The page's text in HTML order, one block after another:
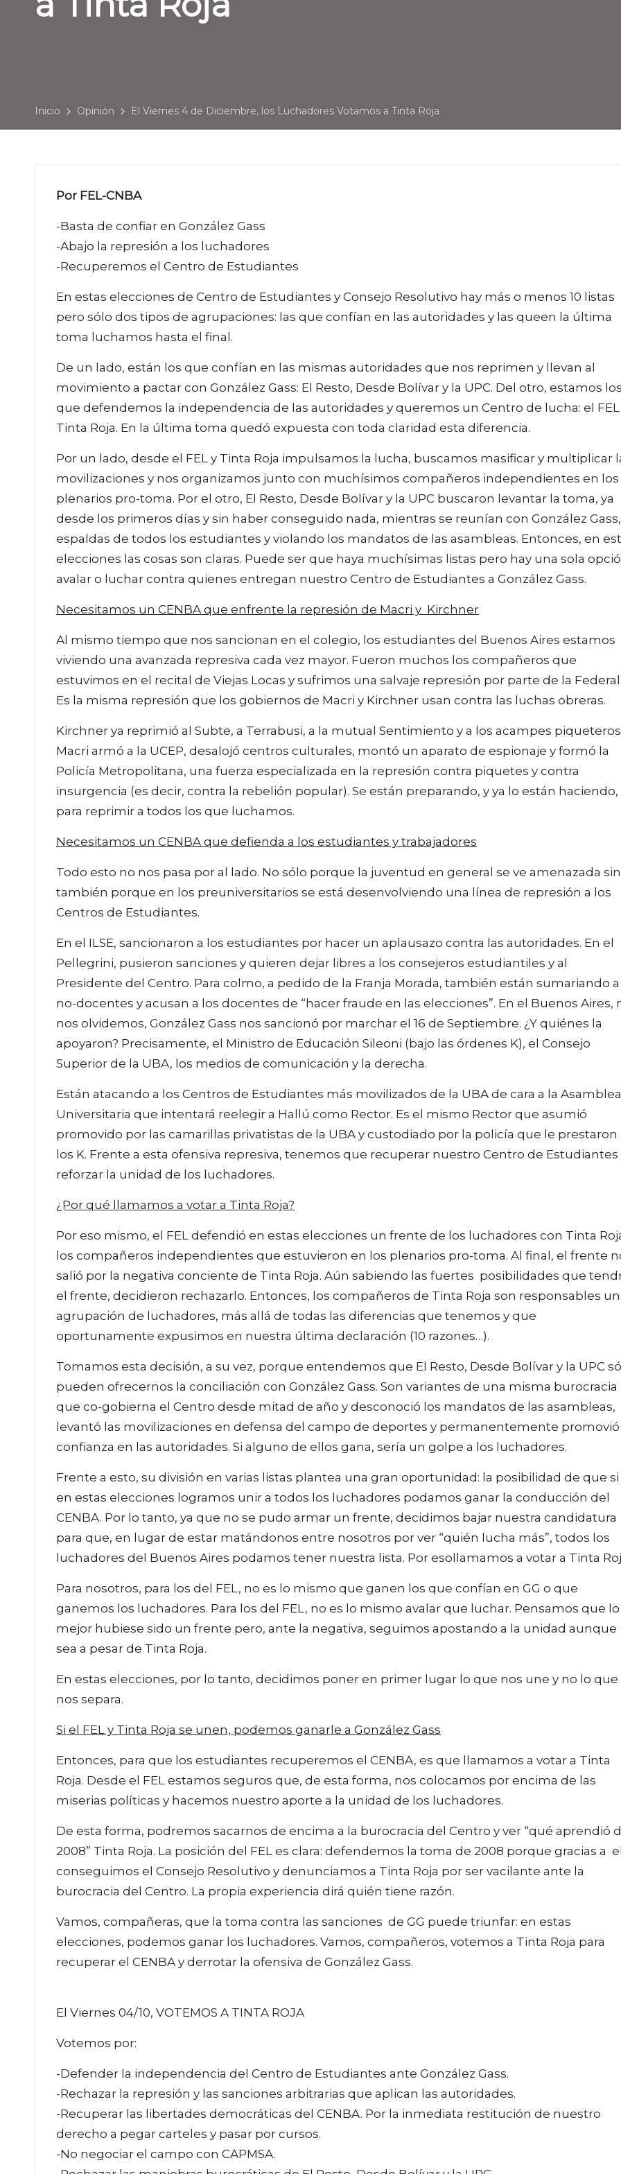
Inicio Opinión El Viernes 4 de Diciembre, los Luchadores Votamos a Tinta Roja
Por FEL-CNBA
-Basta de confiar en González Gass
-Abajo la represión a los luchadores
-Recuperemos el Centro de Estudiantes
En estas elecciones de Centro de Estudiantes y Consejo Resolutivo hay más o menos 10 listas
pero sólo dos tipos de agrupaciones: las que confían en las autoridades y las queen la última
toma luchamos hasta el final.
De un lado, están los que confían en las mismas autoridades que nos reprimen y llevan al
movimiento a pactar con González Gass: El Resto, Desde Bolívar y la UPC. Del otro, estamos los
que defendemos la independencia de las autoridades y queremos un Centro de lucha: el FEL
Tinta Roja. En la última toma quedó expuesta con toda claridad esta diferencia.
Por un lado, desde el FEL y Tinta Roja impulsamos la lucha, buscamos masificar y multiplicar
movilizaciones y nos organizamos junto con muchísimos compañeros independientes en los
plenarios pro-toma. Por el otro, El Resto, Desde Bolívar y la UPC buscaron levantar la toma, ya
desde los primeros días y sin haber conseguido nada, mientras se reunían con González Gass,
espaldas de todos los estudiantes y violando los mandatos de las asambleas. Entonces, en
elecciones las cosas son claras. Puede ser que haya muchísimas listas pero hay una sola
avalar o luchar contra quienes entregan nuestro Centro de Estudiantes a González Gass.
Necesitamos un CENBA que enfrente la represión de Macri y Kirchner
Al mismo tiempo que nos sancionan en el colegio, los estudiantes del Buenos Aires estamos
viviendo una avanzada represiva cada vez mayor. Fueron muchos los compañeros que
estuvimos en el recital de Viejas Locas y sufrimos una salvaje represión por parte de la Federal.
Es la misma represión que los gobiernos de Macri y Kirchner usan contra las luchas obreras.
Kirchner ya reprimió al Subte, a Terrabusi, a la mutual Sentimiento y a los acampes
Macri armó a la UCEP, desalojó centros culturales, montó un aparato de espionaje y formó la
Policía Metropolitana, una fuerza especializada en la represión contra piquetes y contra
insurgencia (es decir, contra la rebelión popular). Se están preparando, y ya lo están haciendo,
para reprimir a todos los que luchamos.
Necesitamos un CENBA que defienda a los estudiantes y trabajadores
Todo esto no nos pasa por al lado. No sólo porque la juventud en general se ve amenazada
también porque en los preuniversitarios se está desenvolviendo una línea de represión a los
Centros de Estudiantes.
En el ILSE, sancionaron a los estudiantes por hacer un aplausazo contra las autoridades. En el
Pellegrini, pusieron sanciones y quieren dejar libres a los consejeros estudiantiles y al
Presidente del Centro. Para colmo, a pedido de la Franja Morada, también están sumariando a
no-docentes y acusan a los docentes de “hacer fraude en las elecciones”. En el Buenos Aires,
nos olvidemos, González Gass nos sancionó por marchar el 16 de Septiembre. ¿Y quiénes la
apoyaron? Precisamente, el Ministro de Educación Sileoni (bajo las órdenes K), el Consejo
Superior de la UBA, los medios de comunicación y la derecha.
Están atacando a los Centros de Estudiantes más movilizados de la UBA de cara a la Asamblea
Universitaria que intentará reelegir a Hallú como Rector. Es el mismo Rector que asumió
promovido por las camarillas privatistas de la UBA y custodiado por la policía que le prestaron
los K. Frente a esta ofensiva represiva, tenemos que recuperar nuestro Centro de Estudiantes
reforzar la unidad de los luchadores.
¿Por qué llamamos a votar a Tinta Roja?
Por eso mismo, el FEL defendió en estas elecciones un frente de los luchadores con Tinta
los compañeros independientes que estuvieron en los plenarios pro-toma. Al final, el frente
salió por la negativa conciente de Tinta Roja. Aún sabiendo las fuertes posibilidades que
el frente, decidieron rechazarlo. Entonces, los compañeros de Tinta Roja son responsables
agrupación de luchadores, más allá de todas las diferencias que tenemos y que
oportunamente expusimos en nuestra última declaración (10 razones…).
Tomamos esta decisión, a su vez, porque entendemos que El Resto, Desde Bolívar y la UPC
pueden ofrecernos la conciliación con González Gass. Son variantes de una misma burocracia
que co-gobierna el Centro desde mitad de año y desconoció los mandatos de las asambleas,
levantó las movilizaciones en defensa del campo de deportes y permanentemente promovió
confianza en las autoridades. Si alguno de ellos gana, sería un golpe a los luchadores.
Frente a esto, su división en varias listas plantea una gran oportunidad: la posibilidad de que si
en estas elecciones logramos unir a todos los luchadores podamos ganar la conducción del
CENBA. Por lo tanto, ya que no se pudo armar un frente, decidimos bajar nuestra candidatura
para que, en lugar de estar matándonos entre nosotros por ver “quién lucha más”, todos los
luchadores del Buenos Aires podamos tener nuestra lista. Por esollamamos a votar a Tinta
Para nosotros, para los del FEL, no es lo mismo que ganen los que confían en GG o que
ganemos los luchadores. Para los del FEL, no es lo mismo avalar que luchar. Pensamos que lo
mejor hubiese sido un frente pero, ante la negativa, seguimos apostando a la unidad aunque
sea a pesar de Tinta Roja.
En estas elecciones, por lo tanto, decidimos poner en primer lugar lo que nos une y no lo que
nos separa.
Si el FEL y Tinta Roja se unen, podemos ganarle a González Gass
Entonces, para que los estudiantes recuperemos el CENBA, es que llamamos a votar a Tinta
Roja. Desde el FEL estamos seguros que, de esta forma, nos colocamos por encima de las
miserias políticas y hacemos nuestro aporte a la unidad de los luchadores.
De esta forma, podremos sacarnos de encima a la burocracia del Centro y ver “qué aprendió
2008” Tinta Roja. La posición del FEL es clara: defendemos la toma de 2008 porque gracias a
conseguimos el Consejo Resolutivo y denunciamos a Tinta Roja por ser vacilante ante la
burocracia del Centro. La propia experiencia dirá quién tiene razón.
Vamos, compañeras, que la toma contra las sanciones de GG puede triunfar: en estas
elecciones, podemos ganar los luchadores. Vamos, compañeros, votemos a Tinta Roja para
recuperar el CENBA y derrotar la ofensiva de González Gass.
El Viernes 04/10, VOTEMOS A TINTA ROJA
Votemos por:
-Defender la independencia del Centro de Estudiantes ante González Gass.
-Rechazar la represión y las sanciones arbitrarias que aplican las autoridades.
-Recuperar las libertades democráticas del CENBA. Por la inmediata restitución de nuestro
derecho a pegar carteles y pasar por cursos.
-No negociar el campo con CAPMSA.